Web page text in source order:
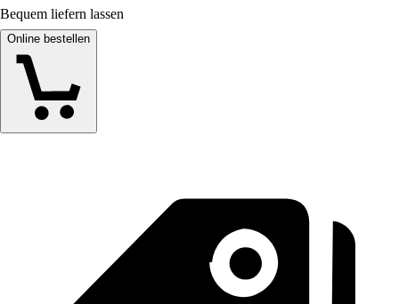
Bequem liefern lassen
Online bestellen